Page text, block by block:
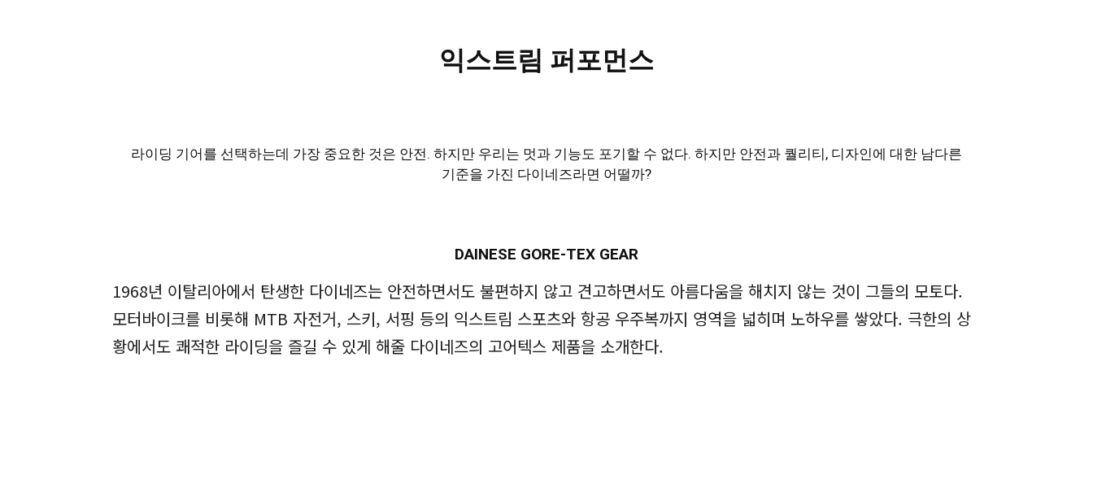
익스트림 퍼포먼스
라이딩 기어를 선택하는데 가장 중요한 것은 안전. 하지만 우리는 멋과 기능도 포기할 수 없다. 하지만 안전과 퀄리티, 디자인에 대한 남다른
기준을 가진 다이네즈라면 어떨까?
DAINESE GORE-TEX GEAR
1968년 이탈리아에서 탄생한 다이네즈는 안전하면서도 불편하지 않고 견고하면서도 아름다움을 해치지 않는 것이 그들의 모토다.
모터바이크를 비롯해 MTB 자전거, 스키, 서핑 등의 익스트림 스포츠와 항공 우주복까지 영역을 넓히며 노하우를 쌓았다. 극한의 상
황에서도 쾌적한 라이딩을 즐길 수 있게 해줄 다이네즈의 고어텍스 제품을 소개한다.